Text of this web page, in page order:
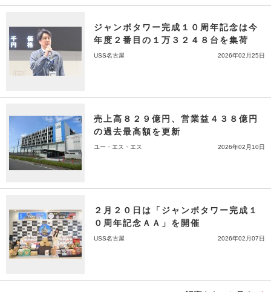
ジャンボタワー完成１０周年記念は今
年度２番目の１万３２４８台を集荷
USS名古屋 2026年02月25日
売上高８２９億円、営業益４３８億円
の過去最高額を更新
ユー・エス・エス 2026年02月10日
２月２０日は「ジャンボタワー完成１
０周年記念ＡＡ」を開催
USS名古屋 2026年02月07日